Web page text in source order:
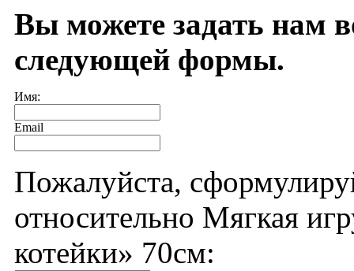
Вы можете задать нам
следующей формы.
Имя:
Email
Пожалуйста,
относительно Мягкая
котейки» 70см: